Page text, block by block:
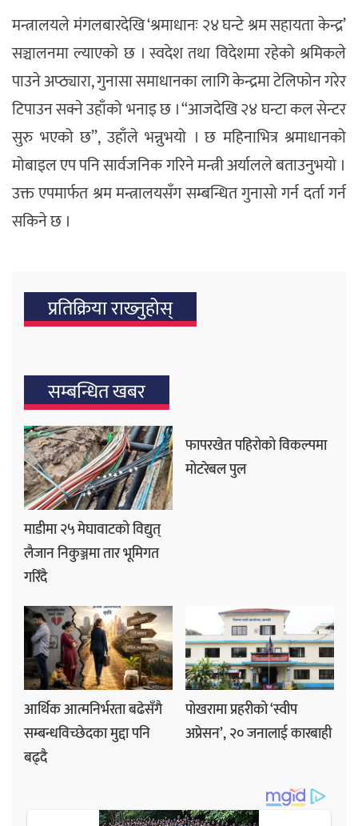
मन्त्रालयले मंगलबारदेखि ‘श्रमाधानः २४ घन्टे श्रम सहायता केन्द्र’
सञ्चालनमा ल्याएको छ । स्वदेश तथा विदेशमा रहेको श्रमिकले
पाउने अप्ठ्यारा, गुनासा समाधानका लागि केन्द्रमा टेलिफोन गरेर
टिपाउन सक्ने उहाँको भनाइ छ । “आजदेखि २४ घन्टा कल सेन्टर
सुरु भएको छ”, उहाँले भन्नुभयो । छ महिनाभित्र श्रमाधानको
मोबाइल एप पनि सार्वजनिक गरिने मन्त्री अर्यालले बताउनुभयो ।
उक्त एपमार्फत श्रम मन्त्रालयसँग सम्बन्धित गुनासो गर्न दर्ता गर्न
सकिने छ ।
प्रतिक्रिया राख्‍नुहोस्
सम्बन्धित खबर
माडीमा २५ मेघावाटको विद्युत्
लैजान निकुञ्जमा तार भूमिगत
गरिँदै
फापरखेत पहिरोको विकल्पमा
मोटरेबल पुल
आर्थिक आत्मनिर्भरता बढेसँगै
सम्बन्धविच्छेदका मुद्दा पनि
बढ्दै
पोखरामा प्रहरीको ‘स्वीप
अप्रेसन’, २० जनालाई कारबाही